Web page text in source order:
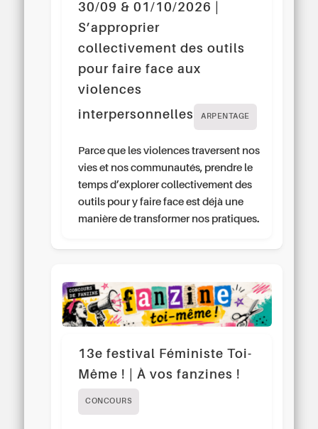
30/09 & 01/10/2026 |
S’approprier
collectivement des outils
pour faire face aux
violences
interpersonnelles
ARPENTAGE
Parce que les violences traversent nos
vies et nos communautés, prendre le
temps d’explorer collectivement des
outils pour y faire face est déjà une
manière de transformer nos pratiques.
13e festival Féministe Toi-
Même ! | À vos fanzines !
CONCOURS